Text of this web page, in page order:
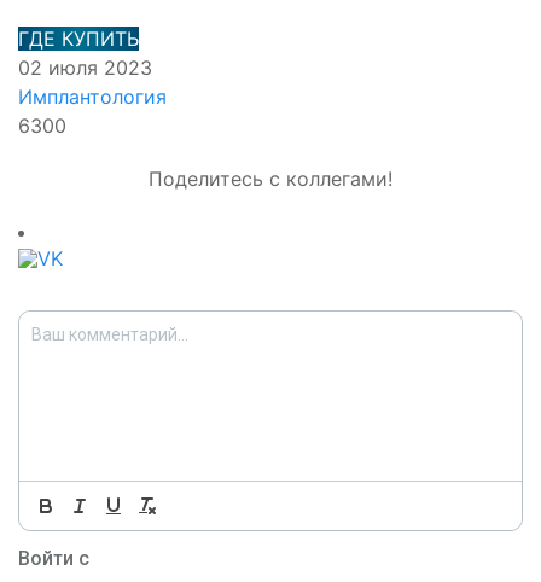
ГДЕ КУПИТЬ
02 июля 2023
Имплантология
6300
Поделитесь с коллегами!
Войти с